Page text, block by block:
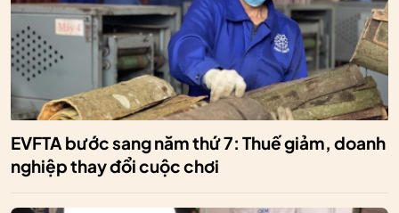
EVFTA bước sang năm thứ 7: Thuế giảm, doanh
nghiệp thay đổi cuộc chơi